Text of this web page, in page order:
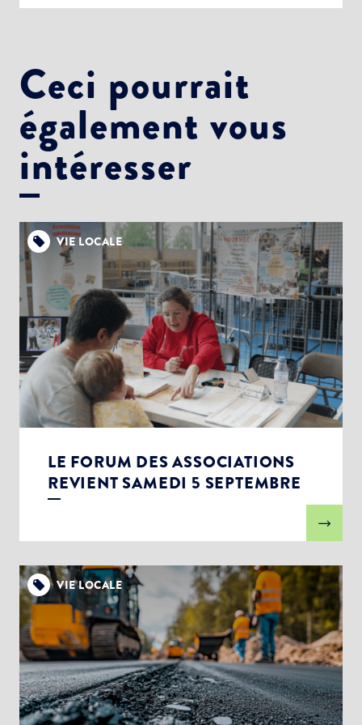
Ceci pourrait
également vous
intéresser
VIE LOCALE
LE FORUM DES ASSOCIATIONS
REVIENT SAMEDI 5 SEPTEMBRE
VIE LOCALE
Choisissez votre abonnement :
Alertes Mail
Newsletter Culture